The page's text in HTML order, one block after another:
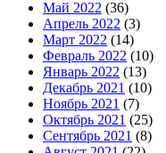
Май 2022 (36)
Апрель 2022 (3)
Март 2022 (14)
Февраль 2022 (10)
Январь 2022 (13)
Декабрь 2021 (10)
Ноябрь 2021 (7)
Октябрь 2021 (25)
Сентябрь 2021 (8)